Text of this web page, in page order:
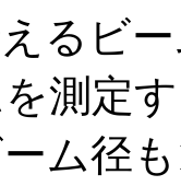
るビ
測定
ム径